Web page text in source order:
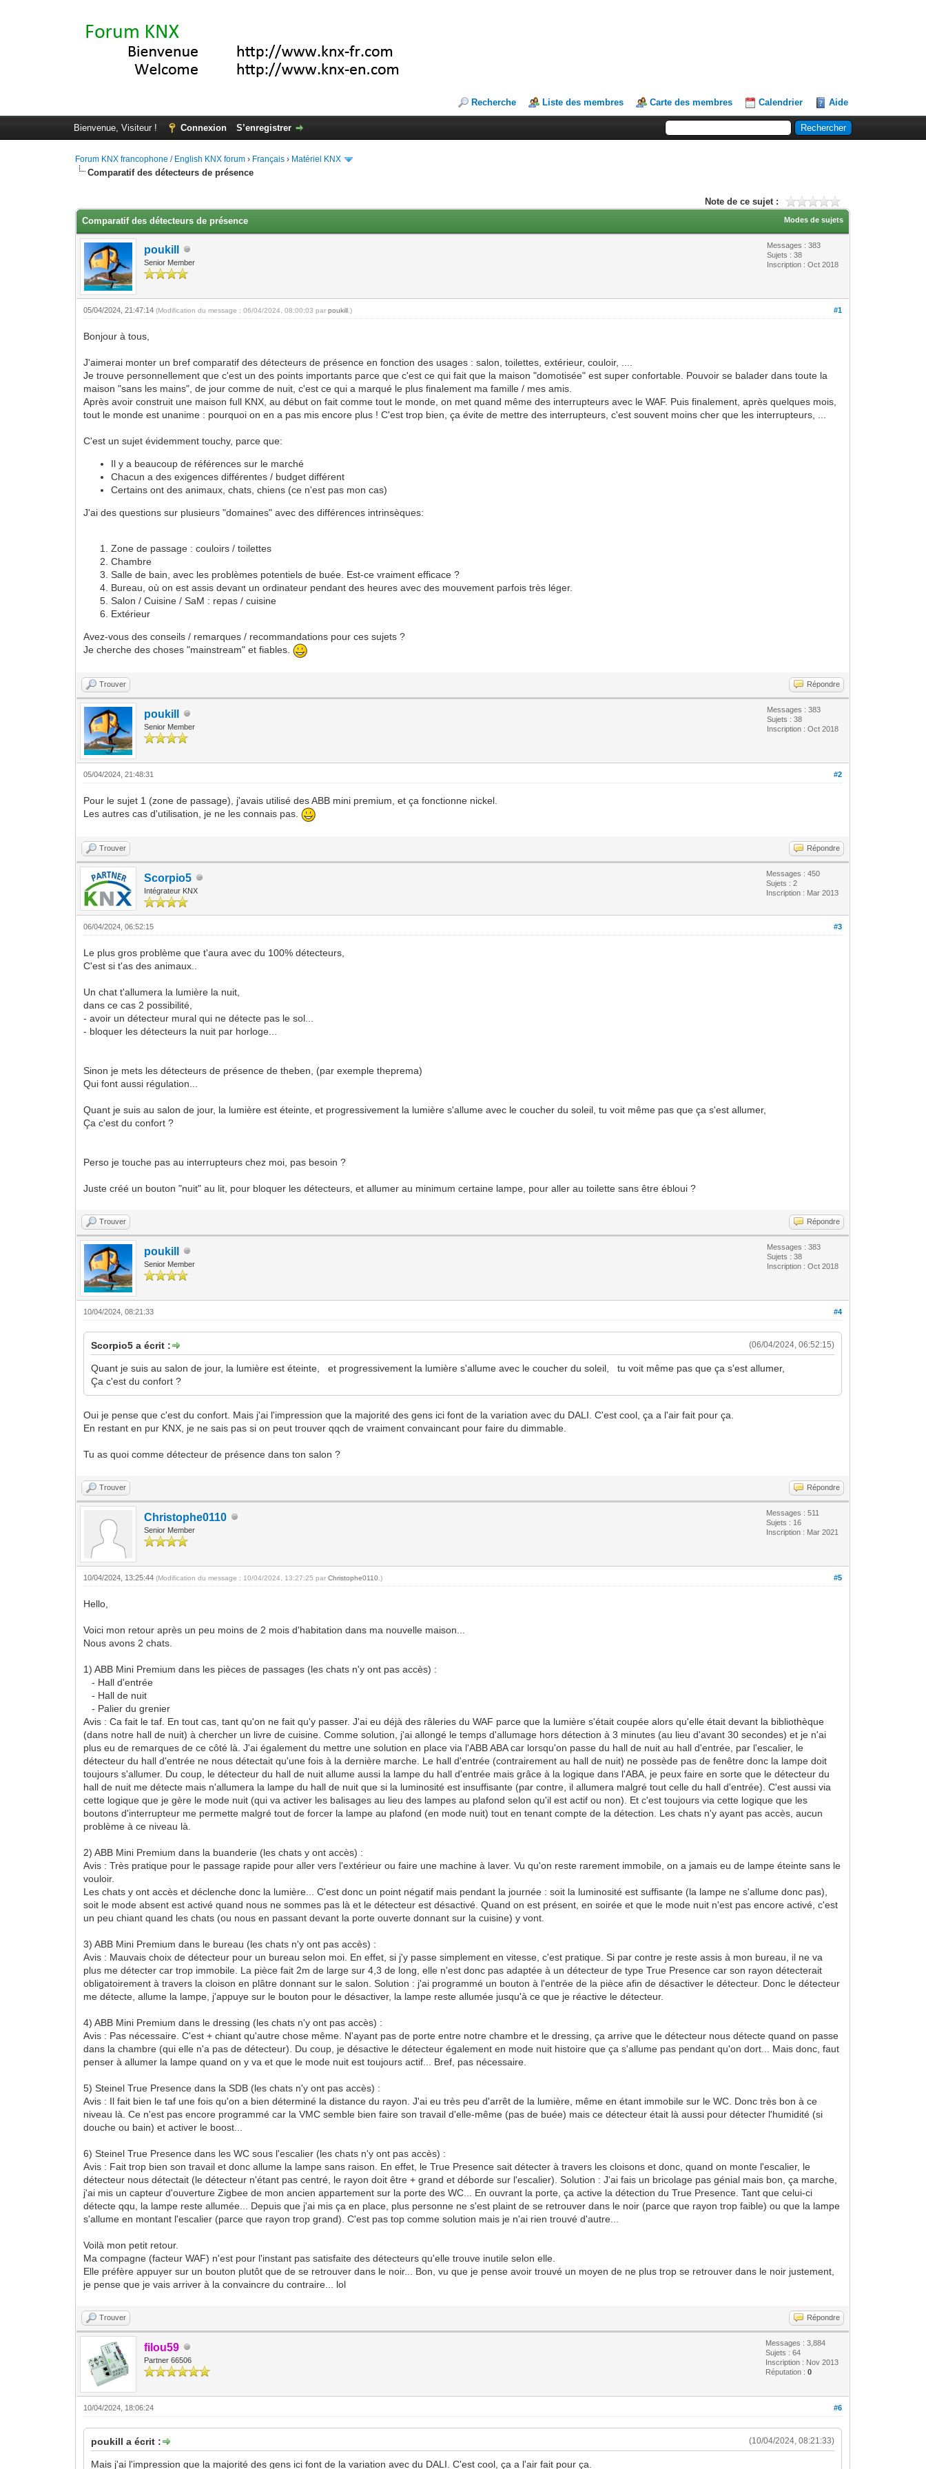
Recherche Liste des membres Carte des membres Calendrier Aide
Bienvenue, Visiteur ! Connexion S’enregistrer
Forum KNX francophone / English KNX forum › Français › Matériel KNX
Comparatif des détecteurs de présence
Note de ce sujet :
Modes de sujets
Comparatif des détecteurs de présence
poukill
Senior Member
Messages : 383
Sujets : 38
Inscription : Oct 2018
#1
05/04/2024, 21:47:14(Modification du message : 06/04/2024, 08:00:03 parpoukill .)
Bonjour à tous,
J'aimerai monter un bref comparatif des détecteurs de présence en fonction des usages : salon, toilettes, extérieur, couloir, ....
Je trouve personnellement que c'est un des points importants parce que c'est ce qui fait que la maison "domotisée" est super confortable. Pouvoir se balader dans toute la
maison "sans les mains", de jour comme de nuit, c'est ce qui a marqué le plus finalement ma famille / mes amis.
Après avoir construit une maison full KNX, au début on fait comme tout le monde, on met quand même des interrupteurs avec le WAF. Puis finalement, après quelques mois,
tout le monde est unanime : pourquoi on en a pas mis encore plus ! C'est trop bien, ça évite de mettre des interrupteurs, c'est souvent moins cher que les interrupteurs, ...
C'est un sujet évidemment touchy, parce que:
Il y a beaucoup de références sur le marché
Chacun a des exigences différentes / budget différent
Certains ont des animaux, chats, chiens (ce n'est pas mon cas)
J'ai des questions sur plusieurs "domaines" avec des différences intrinsèques:
Zone de passage : couloirs / toilettes
Chambre
Salle de bain, avec les problèmes potentiels de buée. Est-ce vraiment efficace ?
Bureau, où on est assis devant un ordinateur pendant des heures avec des mouvement parfois très léger.
Salon / Cuisine / SaM : repas / cuisine
Extérieur
Avez-vous des conseils / remarques / recommandations pour ces sujets ?
Je cherche des choses "mainstream" et fiables.
Trouver Répondre
poukill
Senior Member
Messages : 383
Sujets : 38
Inscription : Oct 2018
#2
05/04/2024, 21:48:31
Pour le sujet 1 (zone de passage), j'avais utilisé des ABB mini premium, et ça fonctionne nickel.
Les autres cas d'utilisation, je ne les connais pas.
Trouver Répondre
Scorpio5
Intégrateur KNX
Messages : 450
Sujets : 2
Inscription : Mar 2013
#3
06/04/2024, 06:52:15
Le plus gros problème que t'aura avec du 100% détecteurs,
C'est si t'as des animaux..
Un chat t'allumera la lumière la nuit,
dans ce cas 2 possibilité,
- avoir un détecteur mural qui ne détecte pas le sol...
- bloquer les détecteurs la nuit par horloge...
Sinon je mets les détecteurs de présence de theben, (par exemple theprema)
Qui font aussi régulation...
Quant je suis au salon de jour, la lumière est éteinte, et progressivement la lumière s'allume avec le coucher du soleil, tu voit même pas que ça s'est allumer,
Ça c'est du confort ?
Perso je touche pas au interrupteurs chez moi, pas besoin ?
Juste créé un bouton "nuit" au lit, pour bloquer les détecteurs, et allumer au minimum certaine lampe, pour aller au toilette sans être ébloui ?
Trouver Répondre
poukill
Senior Member
Messages : 383
Sujets : 38
Inscription : Oct 2018
#4
10/04/2024, 08:21:33
(06/04/2024, 06:52:15)
Scorpio5 a écrit :
Quant je suis au salon de jour, la lumière est éteinte, et progressivement la lumière s'allume avec le coucher du soleil, tu voit même pas que ça s'est allumer,
Ça c'est du confort ?
Oui je pense que c'est du confort. Mais j'ai l'impression que la majorité des gens ici font de la variation avec du DALI. C'est cool, ça a l'air fait pour ça.
En restant en pur KNX, je ne sais pas si on peut trouver qqch de vraiment convaincant pour faire du dimmable.
Tu as quoi comme détecteur de présence dans ton salon ?
Trouver Répondre
Christophe0110
Senior Member
Messages : 511
Sujets : 16
Inscription : Mar 2021
#5
10/04/2024, 13:25:44(Modification du message : 10/04/2024, 13:27:25 parChristophe0110 .)
Hello,
Voici mon retour après un peu moins de 2 mois d'habitation dans ma nouvelle maison...
Nous avons 2 chats.
1) ABB Mini Premium dans les pièces de passages (les chats n'y ont pas accès) :
- Hall d'entrée
- Hall de nuit
- Palier du grenier
Avis : Ca fait le taf. En tout cas, tant qu'on ne fait qu'y passer. J'ai eu déjà des râleries du WAF parce que la lumière s'était coupée alors qu'elle était devant la bibliothèque
(dans notre hall de nuit) à chercher un livre de cuisine. Comme solution, j'ai allongé le temps d'allumage hors détection à 3 minutes (au lieu d'avant 30 secondes) et je n'ai
plus eu de remarques de ce côté là. J'ai également du mettre une solution en place via l'ABB ABA car lorsqu'on passe du hall de nuit au hall d'entrée, par l'escalier, le
détecteur du hall d'entrée ne nous détectait qu'une fois à la dernière marche. Le hall d'entrée (contrairement au hall de nuit) ne possède pas de fenêtre donc la lampe doit
toujours s'allumer. Du coup, le détecteur du hall de nuit allume aussi la lampe du hall d'entrée mais grâce à la logique dans l'ABA, je peux faire en sorte que le détecteur du
hall de nuit me détecte mais n'allumera la lampe du hall de nuit que si la luminosité est insuffisante (par contre, il allumera malgré tout celle du hall d'entrée). C'est aussi via
cette logique que je gère le mode nuit (qui va activer les balisages au lieu des lampes au plafond selon qu'il est actif ou non). Et c'est toujours via cette logique que les
boutons d'interrupteur me permette malgré tout de forcer la lampe au plafond (en mode nuit) tout en tenant compte de la détection. Les chats n'y ayant pas accès, aucun
problème à ce niveau là.
2) ABB Mini Premium dans la buanderie (les chats y ont accès) :
Avis : Très pratique pour le passage rapide pour aller vers l'extérieur ou faire une machine à laver. Vu qu'on reste rarement immobile, on a jamais eu de lampe éteinte sans le
vouloir.
Les chats y ont accès et déclenche donc la lumière... C'est donc un point négatif mais pendant la journée : soit la luminosité est suffisante (la lampe ne s'allume donc pas),
soit le mode absent est activé quand nous ne sommes pas là et le détecteur est désactivé. Quand on est présent, en soirée et que le mode nuit n'est pas encore activé, c'est
un peu chiant quand les chats (ou nous en passant devant la porte ouverte donnant sur la cuisine) y vont.
3) ABB Mini Premium dans le bureau (les chats n'y ont pas accès) :
Avis : Mauvais choix de détecteur pour un bureau selon moi. En effet, si j'y passe simplement en vitesse, c'est pratique. Si par contre je reste assis à mon bureau, il ne va
plus me détecter car trop immobile. La pièce fait 2m de large sur 4,3 de long, elle n'est donc pas adaptée à un détecteur de type True Presence car son rayon détecterait
obligatoirement à travers la cloison en plâtre donnant sur le salon. Solution : j'ai programmé un bouton à l'entrée de la pièce afin de désactiver le détecteur. Donc le détecteur
me détecte, allume la lampe, j'appuye sur le bouton pour le désactiver, la lampe reste allumée jusqu'à ce que je réactive le détecteur.
4) ABB Mini Premium dans le dressing (les chats n'y ont pas accès) :
Avis : Pas nécessaire. C'est + chiant qu'autre chose même. N'ayant pas de porte entre notre chambre et le dressing, ça arrive que le détecteur nous détecte quand on passe
dans la chambre (qui elle n'a pas de détecteur). Du coup, je désactive le détecteur également en mode nuit histoire que ça s'allume pas pendant qu'on dort... Mais donc, faut
penser à allumer la lampe quand on y va et que le mode nuit est toujours actif... Bref, pas nécessaire.
5) Steinel True Presence dans la SDB (les chats n'y ont pas accès) :
Avis : Il fait bien le taf une fois qu'on a bien déterminé la distance du rayon. J'ai eu très peu d'arrêt de la lumière, même en étant immobile sur le WC. Donc très bon à ce
niveau là. Ce n'est pas encore programmé car la VMC semble bien faire son travail d'elle-même (pas de buée) mais ce détecteur était là aussi pour détecter l'humidité (si
douche ou bain) et activer le boost...
6) Steinel True Presence dans les WC sous l'escalier (les chats n'y ont pas accès) :
Avis : Fait trop bien son travail et donc allume la lampe sans raison. En effet, le True Presence sait détecter à travers les cloisons et donc, quand on monte l'escalier, le
détecteur nous détectait (le détecteur n'étant pas centré, le rayon doit être + grand et déborde sur l'escalier). Solution : J'ai fais un bricolage pas génial mais bon, ça marche,
j'ai mis un capteur d'ouverture Zigbee de mon ancien appartement sur la porte des WC... En ouvrant la porte, ça active la détection du True Presence. Tant que celui-ci
détecte qqu, la lampe reste allumée... Depuis que j'ai mis ça en place, plus personne ne s'est plaint de se retrouver dans le noir (parce que rayon trop faible) ou que la lampe
s'allume en montant l'escalier (parce que rayon trop grand). C'est pas top comme solution mais je n'ai rien trouvé d'autre...
Voilà mon petit retour.
Ma compagne (facteur WAF) n'est pour l'instant pas satisfaite des détecteurs qu'elle trouve inutile selon elle.
Elle préfère appuyer sur un bouton plutôt que de se retrouver dans le noir... Bon, vu que je pense avoir trouvé un moyen de ne plus trop se retrouver dans le noir justement,
je pense que je vais arriver à la convaincre du contraire... lol
Trouver Répondre
filou59
Partner 66506
Messages : 3,884
Sujets : 64
Inscription : Nov 2013
Réputation :0
#6
10/04/2024, 18:06:24
(10/04/2024, 08:21:33)
poukill a écrit :
Mais j'ai l'impression que la majorité des gens ici font de la variation avec du DALI. C'est cool, ça a l'air fait pour ça.